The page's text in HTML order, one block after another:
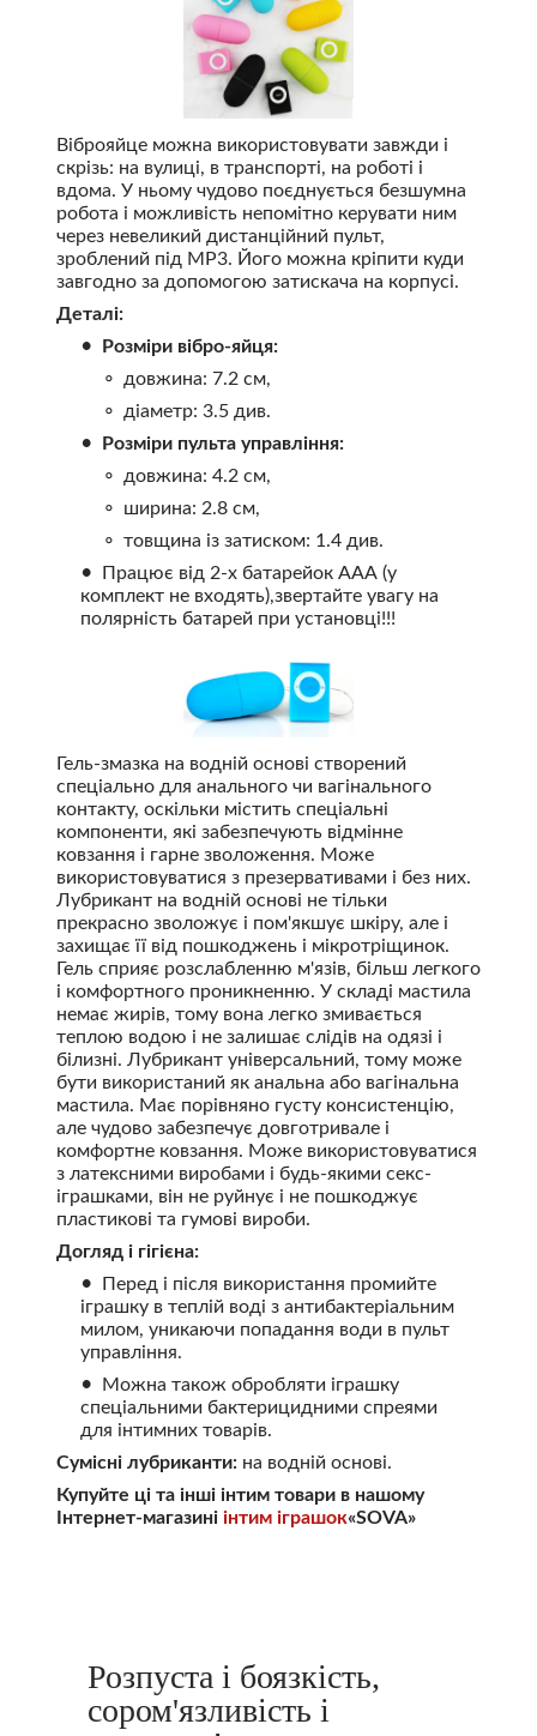
Віброяйце можна використовувати завжди і
скрізь: на вулиці, в транспорті, на роботі і
вдома. У ньому чудово поєднується безшумна
робота і можливість непомітно керувати ним
через невеликий дистанційний пульт,
зроблений під MP3. Його можна кріпити куди
завгодно за допомогою затискача на корпусі.
Деталі:
Розміри вібро-яйця:
довжина: 7.2 см,
діаметр: 3.5 див.
Розміри пульта управління:
довжина: 4.2 см,
ширина: 2.8 см,
товщина із затиском: 1.4 див.
Працює від 2-х батарейок ААА (у
комплект не входять),звертайте увагу на
полярність батарей при установці!!!
Гель-змазка на водній основі створений
спеціально для анального чи вагінального
контакту, оскільки містить спеціальні
компоненти, які забезпечують відмінне
ковзання і гарне зволоження. Може
використовуватися з презервативами і без них.
Лубрикант на водній основі не тільки
прекрасно зволожує і пом'якшує шкіру, але і
захищає її від пошкоджень і мікротріщинок.
Гель сприяє розслабленню м'язів, більш легкого
і комфортного проникненню. У складі мастила
немає жирів, тому вона легко змивається
теплою водою і не залишає слідів на одязі і
білизні. Лубрикант універсальний, тому може
бути використаний як анальна або вагінальна
мастила. Має порівняно густу консистенцію,
але чудово забезпечує довготривале і
комфортне ковзання. Може використовуватися
з латексними виробами і будь-якими секс-
іграшками, він не руйнує і не пошкоджує
пластикові та гумові вироби.
Догляд і гігієна:
Перед і після використання промийте
іграшку в теплій воді з антибактеріальним
милом, уникаючи попадання води в пульт
управління.
Можна також обробляти іграшку
спеціальними бактерицидними спреями
для інтимних товарів.
Сумісні лубриканти:на водній основі.
Купуйте ці та інші інтим товари в нашому
Інтернет-магазині інтим іграшок«SOVA»
Розпуста і боязкість,
сором'язливість і